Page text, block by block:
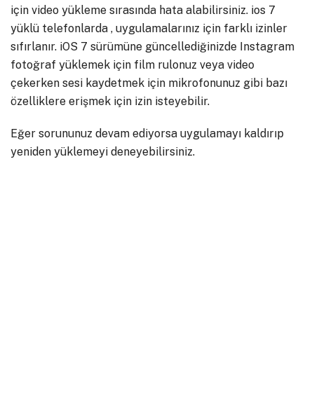
için video yükleme sırasında hata alabilirsiniz. ios 7
yüklü telefonlarda , uygulamalarınız için farklı izinler
sıfırlanır. iOS 7 sürümüne güncellediğinizde Instagram
fotoğraf yüklemek için film rulonuz veya video
çekerken sesi kaydetmek için mikrofonunuz gibi bazı
özelliklere erişmek için izin isteyebilir.
Eğer sorununuz devam ediyorsa uygulamayı kaldırıp
yeniden yüklemeyi deneyebilirsiniz.